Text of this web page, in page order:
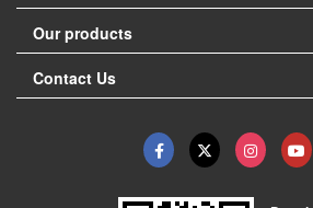
Our products
Contact Us